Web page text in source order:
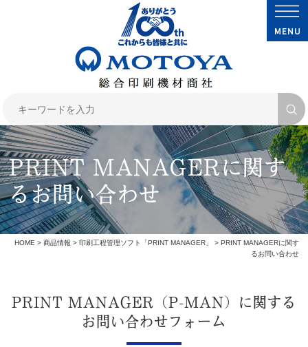
PRINT MANAGERに関す
るお問い合わせ
HOME> 商品情報 > 印刷工程管理ソフト「PRINT MANAGER」
> PRINT MANAGERに関す
るお問い合わせ
PRINT MANAGER（P-MAN）に関する
お問い合わせフォーム